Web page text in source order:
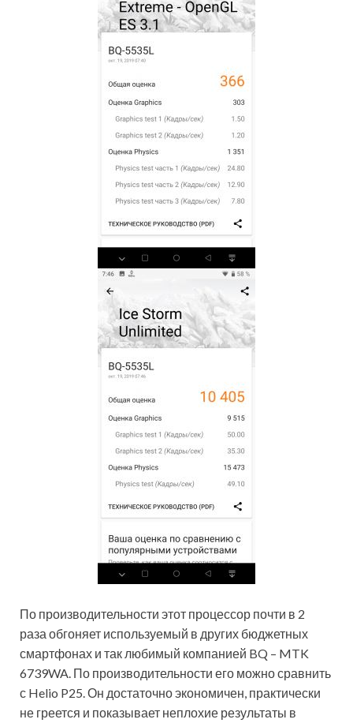
По производительности этот процессор почти в 2
раза обгоняет используемый в других бюджетных
смартфонах и так любимый компанией BQ – MTK
6739WA. По производительности его можно сравнить
с Helio P25. Он достаточно экономичен, практически
не греется и показывает неплохие результаты в